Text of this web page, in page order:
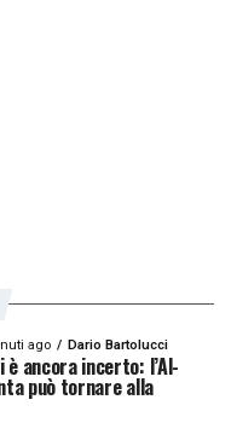
ago Dario Bartolucci
ancora incerto: l’Al-
può tornare alla